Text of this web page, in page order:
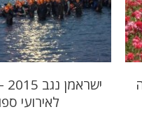
לאירועי